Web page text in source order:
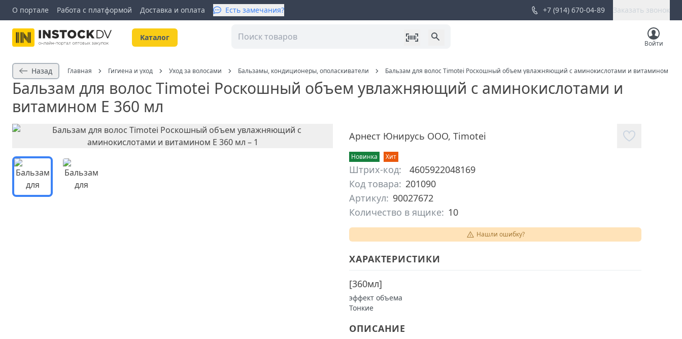
О портале Работа с платформой Доставка и оплата Есть замечания? +7 (914) 670-04-89 Заказать звонок
Kаталог
Войти
Назад Главная Гигиена и уход Уход за волосами Бальзамы, кондиционеры, ополаскиватели Бальзам для волос Timotei Роскошный объем увлажняющий с аминокислотами и витамином Е
Бальзам для волос Timotei Роскошный объем увлажняющий с аминокислотами и
витамином Е 360 мл
Арнест Юнирусь ООО, Timotei
Новинка Хит
Штрих-код:
4605922048169
Код товара: 201090
Артикул: 90027672
Количество в ящике: 10
Нашли ошибку?
ХАРАКТЕРИСТИКИ
[360мл]
эффект объема
Тонкие
ОПИСАНИЕ